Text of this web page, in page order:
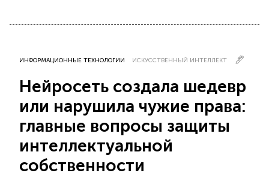
ИНФОРМАЦИОННЫЕ ТЕХНОЛОГИИ ИСКУССТВЕННЫЙ ИНТЕЛЛЕКТ
Нейросеть создала шедевр
или нарушила чужие права:
главные вопросы защиты
интеллектуальной
собственности